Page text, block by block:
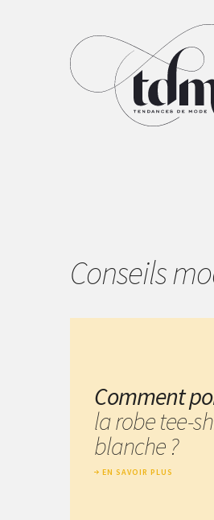
Conseils
Comment
la robe tee-
blanche ?
EN SAVOIR PLUS